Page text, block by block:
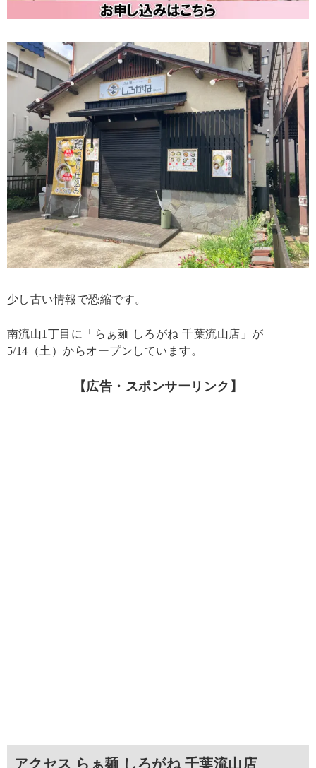
少し古い情報で恐縮です。
南流山1丁目に「らぁ麺 しろがね 千葉流山店」が
5/14（土）からオープンしています。
【広告・スポンサーリンク】
アクセス らぁ麺 しろがね 千葉流山店